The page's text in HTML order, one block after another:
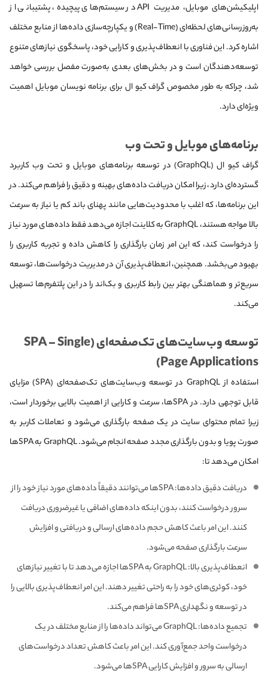
اپلیکیشن‌های موبایل، مدیریت API در سیستم‌های پیچیده، پشتیبانی از
به‌روزرسانی‌های لحظه‌ای (Real-Time) و یکپارچه‌سازی داده‌ها از منابع مختلف
اشاره کرد. این فناوری با انعطاف‌پذیری و کارایی خود، پاسخگوی نیازهای متنوع
توسعه‌دهندگان است و در بخش‌های بعدی به‌صورت مفصل بررسی خواهد
شد، چراکه به طور مخصوص گراف کیو ال برای برنامه نویسان موبایل اهمیت
ویژه‌ای دارد.
برنامه‌های موبایل و تحت وب
گراف‌ کیو ال (GraphQL) در توسعه برنامه‌های موبایل و تحت وب کاربرد
گسترده‌ای دارد، زیرا امکان دریافت داده‌های بهینه و دقیق را فراهم می‌کند. در
این برنامه‌ها، که اغلب با محدودیت‌هایی مانند پهنای باند کم یا نیاز به سرعت
بالا مواجه هستند، GraphQL به کلاینت اجازه می‌دهد فقط داده‌های مورد نیاز
را درخواست کند، که این امر زمان بارگذاری را کاهش داده و تجربه کاربری را
بهبود می‌بخشد. همچنین، انعطاف‌پذیری آن در مدیریت درخواست‌ها، توسعه
سریع‌تر و هماهنگی بهتر بین رابط کاربری و بک‌اند را در این پلتفرم‌ها تسهیل
می‌کند.
توسعه وب‌سایت‌های تک‌صفحه‌ای (SPA – Single
Page Applications)
استفاده از GraphQL در توسعه وب‌سایت‌های تک‌صفحه‌ای (SPA) مزایای
قابل توجهی دارد. در SPAها، سرعت و کارایی از اهمیت بالایی برخوردار است،
زیرا تمام محتوای سایت در یک صفحه بارگذاری می‌شود و تعاملات کاربر به
صورت پویا و بدون بارگذاری مجدد صفحه انجام می‌شود. GraphQL به SPAها
امکان می‌دهد تا:
دریافت دقیق داده‌ها: SPAها می‌توانند دقیقاً داده‌های مورد نیاز خود را از
سرور درخواست کنند، بدون اینکه داده‌های اضافی یا غیرضروری دریافت
کنند. این امر باعث کاهش حجم داده‌های ارسالی و دریافتی و افزایش
سرعت بارگذاری صفحه می‌شود.
انعطاف‌پذیری بالا: GraphQL به SPAها اجازه می‌دهد تا با تغییر نیازهای
خود، کوئری‌های خود را به راحتی تغییر دهند. این امر انعطاف‌پذیری بالایی را
در توسعه و نگهداری SPAها فراهم می‌کند.
تجمیع داده‌ها: GraphQL می‌تواند داده‌ها را از منابع مختلف در یک
درخواست واحد جمع‌آوری کند. این امر باعث کاهش تعداد درخواست‌های
ارسالی به سرور و افزایش کارایی SPAها می‌شود.